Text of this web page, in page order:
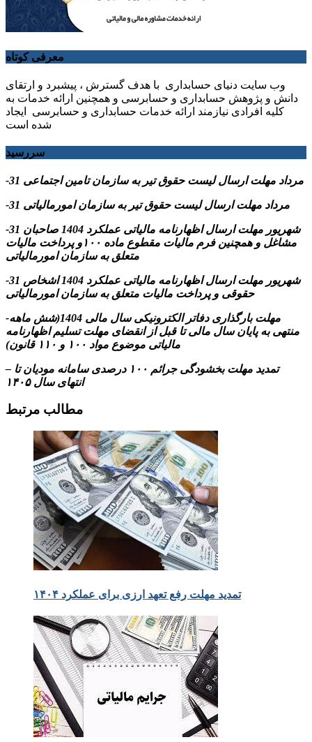
معرفی کوتاه
وب سایت دنیای حسابداری با هدف گسترش ، پیشبرد و ارتقای
دانش و پژوهش حسابداری و حسابرسی و همچنین ارائه خدمات به
کلیه افرادی نیازمند ارائه خدمات حسابداری و حسابرسی ایجاد
شده است
سررسید
-31 مرداد مهلت ارسال ليست حقوق تیر به سازمان تامین اجتماعی
-31 مرداد مهلت ارسال ليست حقوق تیر به سازمان امورمالیاتی
-31 شهریور مهلت ارسال اظهارنامه مالیاتی عملکرد 1404 صاحبان
مشاغل و همچنین فرم مالیات مقطوع ماده ۱۰۰و پرداخت مالیات
متعلق به سازمان امورمالیاتی
-31 شهریور مهلت ارسال اظهارنامه مالیاتی عملکرد 1404 اشخاص
حقوقی و پرداخت مالیات متعلق به سازمان امورمالیاتی
-مهلت بارگذاری دفاتر الکترونیکی سال مالی 1404(شش ماهه
منتهی به پایان سال مالی تا قبل از انقضای مهلت تسلیم اظهارنامه
مالیاتی موضوع مواد ۱۰۰ و ۱۱۰ قانون)
– تمدید مهلت بخشودگی جرائم ۱۰۰ درصدی سامانه مودیان تا
انتهای سال ۱۴۰۵
مطالب مرتبط
تمدید مهلت رفع تعهد ارزی برای عملکرد ۱۴۰۴